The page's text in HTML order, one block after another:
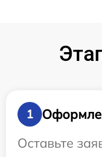
1
Оставьте